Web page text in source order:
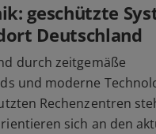
geschützte
Deutschland
durch zeitgemäße
und moderne
Rechenzentren
sich an den